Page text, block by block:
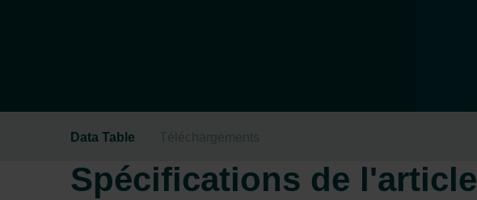
Data Table Téléchargements
Spécifications de l'article